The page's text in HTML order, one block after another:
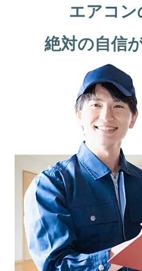
エアコン
絶対の自信